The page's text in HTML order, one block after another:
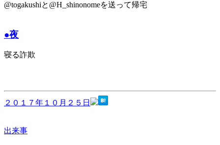
@togakushiと@H_shinonomeを送って帰宅
●夜
寝る詐欺
２０１７年１０月２５日
出来事